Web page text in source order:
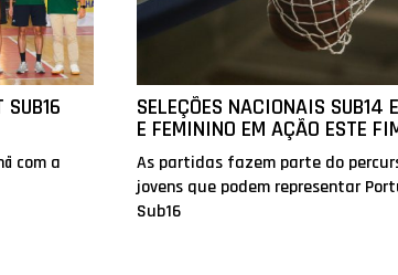
SUB16
com a
SELEÇÕES NACIONAIS SUB14
E FEMININO EM AÇÃO ESTE
As partidas fazem parte do
jovens que podem representar
Sub16